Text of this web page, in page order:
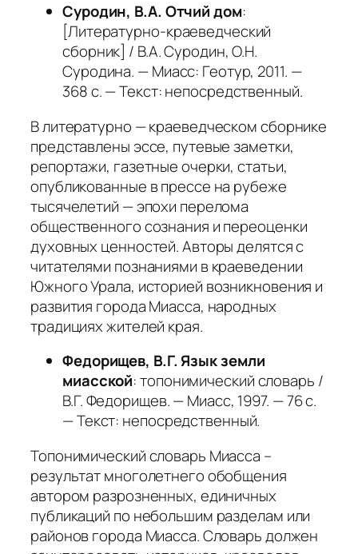
Суродин, В.А. Отчий дом:
[Литературно-краеведческий
сборник] / В.А. Суродин, О.Н.
Суродина. — Миасс: Геотур, 2011. —
368 с. — Текст: непосредственный.
В литературно — краеведческом сборнике
представлены эссе, путевые заметки,
репортажи, газетные очерки, статьи,
опубликованные в прессе на рубеже
тысячелетий — эпохи перелома
общественного сознания и переоценки
духовных ценностей. Авторы делятся с
читателями познаниями в краеведении
Южного Урала, историей возникновения и
развития города Миасса, народных
традициях жителей края.
Федорищев, В.Г. Язык земли
миасской: топонимический словарь /
В.Г. Федорищев. — Миасс, 1997. — 76 с.
— Текст: непосредственный.
Топонимический словарь Миасса –
результат многолетнего обобщения
автором разрозненных, единичных
публикаций по небольшим разделам или
районов города Миасса. Словарь должен